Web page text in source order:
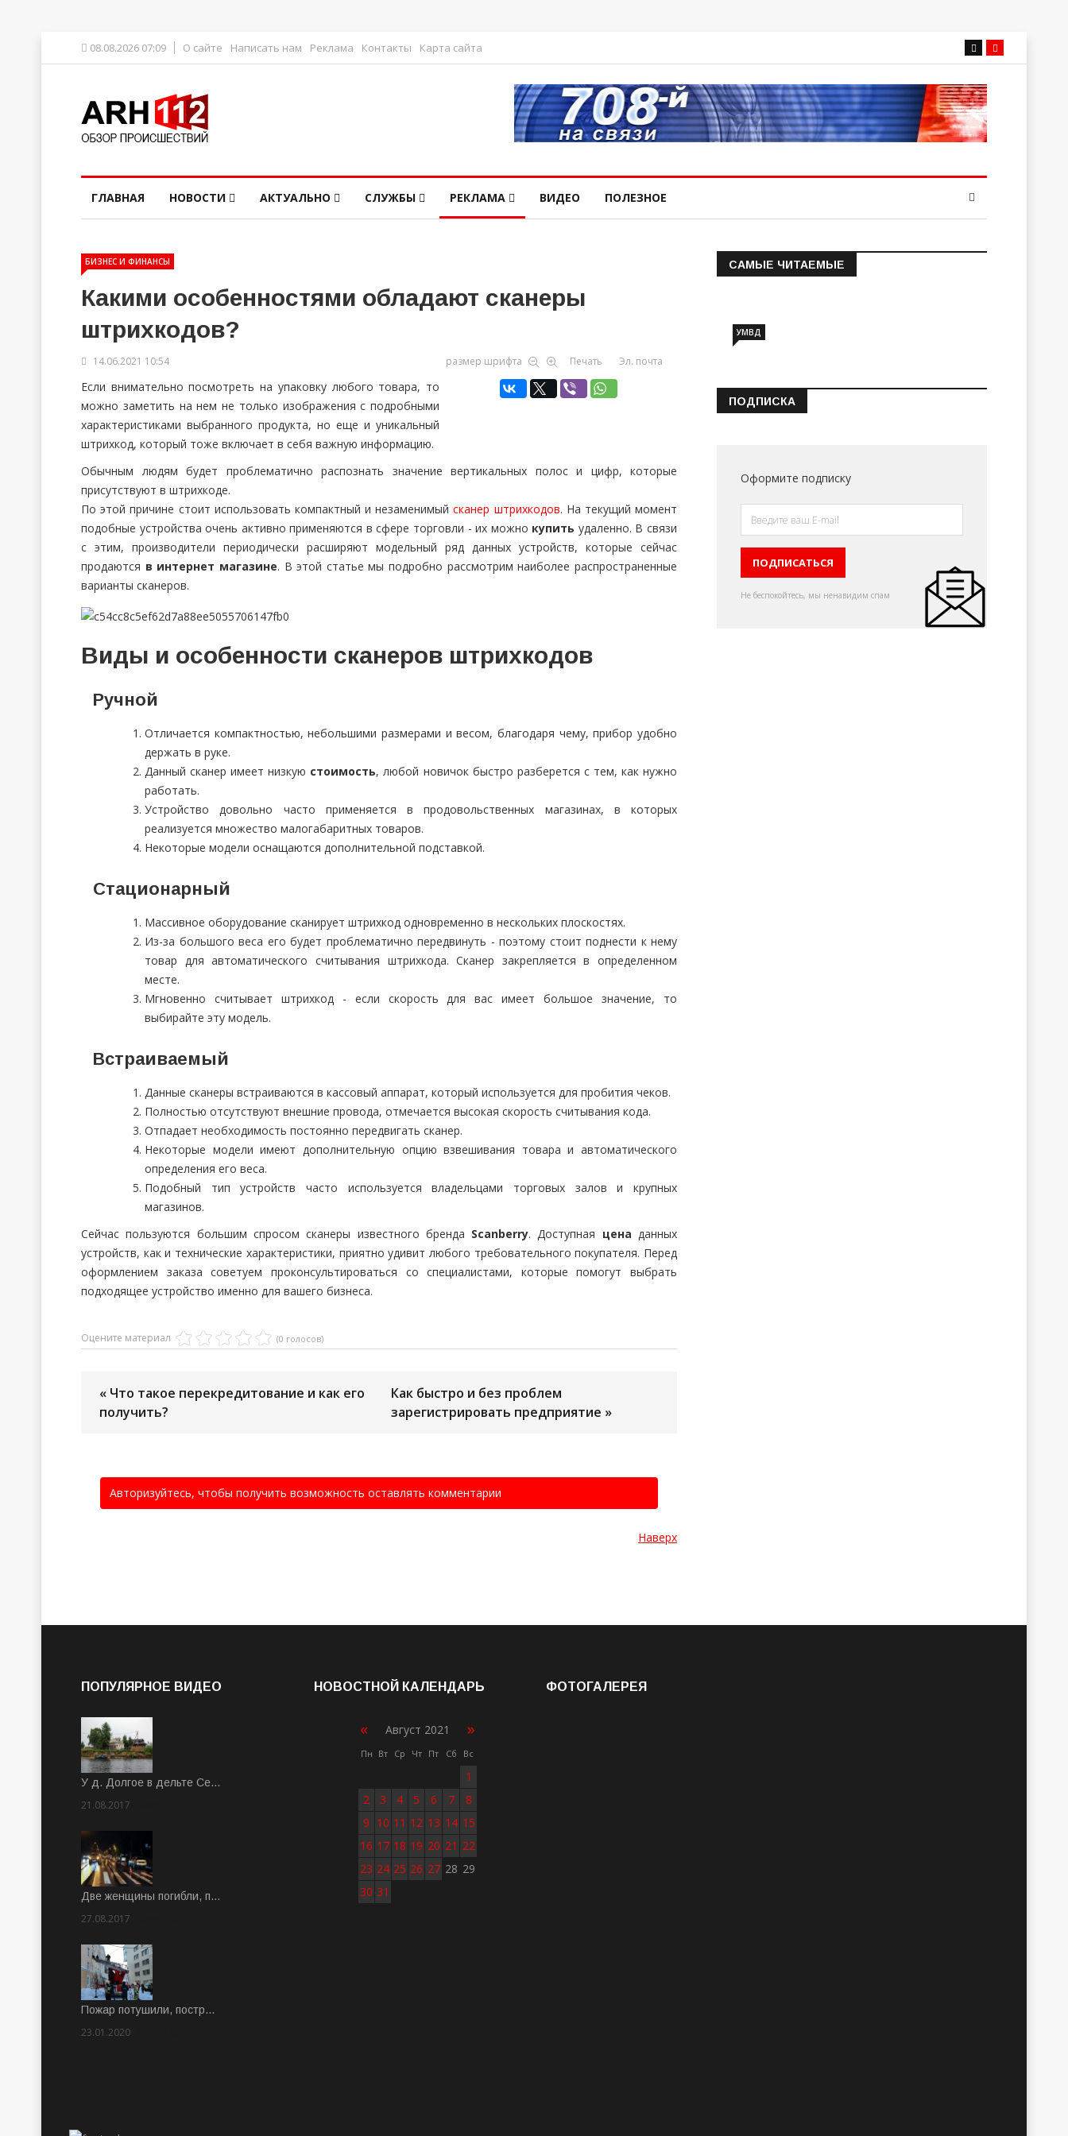
08.08.2026 07:09 О сайте Написать нам Реклама Контакты Карта сайта
ГЛАВНАЯ НОВОСТИ АКТУАЛЬНО СЛУЖБЫ РЕКЛАМА ВИДЕО ПОЛЕЗНОЕ
БИЗНЕС И ФИНАНСЫ
Какими особенностями обладают сканеры
штрихкодов?
14.06.2021 10:54 размер шрифта Печать Эл. почта
Если внимательно посмотреть на упаковку любого товара, то
можно заметить на нем не только изображения с подробными
характеристиками выбранного продукта, но еще и уникальный
штрихкод, который тоже включает в себя важную информацию.
Обычным людям будет проблематично распознать значение вертикальных полос и цифр, которые
присутствуют в штрихкоде.
По этой причине стоит использовать компактный и незаменимыйсканер штрихкодов. На текущий момент
подобные устройства очень активно применяются в сфере торговли - их можно купить удаленно. В связи
с этим, производители периодически расширяют модельный ряд данных устройств, которые сейчас
продаются в интернет магазине. В этой статье мы подробно рассмотрим наиболее распространенные
варианты сканеров.
Виды и особенности сканеров штрихкодов
Ручной
Отличается компактностью, небольшими размерами и весом, благодаря чему, прибор удобно
держать в руке.
Данный сканер имеет низкую стоимость, любой новичок быстро разберется с тем, как нужно
работать.
Устройство довольно часто применяется в продовольственных магазинах, в которых
реализуется множество малогабаритных товаров.
Некоторые модели оснащаются дополнительной подставкой.
Стационарный
Массивное оборудование сканирует штрихкод одновременно в нескольких плоскостях.
Из-за большого веса его будет проблематично передвинуть - поэтому стоит поднести к нему
товар для автоматического считывания штрихкода. Сканер закрепляется в определенном
месте.
Мгновенно считывает штрихкод - если скорость для вас имеет большое значение, то
выбирайте эту модель.
Встраиваемый
Данные сканеры встраиваются в кассовый аппарат, который используется для пробития чеков.
Полностью отсутствуют внешние провода, отмечается высокая скорость считывания кода.
Отпадает необходимость постоянно передвигать сканер.
Некоторые модели имеют дополнительную опцию взвешивания товара и автоматического
определения его веса.
Подобный тип устройств часто используется владельцами торговых залов и крупных
магазинов.
Сейчас пользуются большим спросом сканеры известного бренда Scanberry. Доступная цена данных
устройств, как и технические характеристики, приятно удивит любого требовательного покупателя. Перед
оформлением заказа советуем проконсультироваться со специалистами, которые помогут выбрать
подходящее устройство именно для вашего бизнеса.
Оцените материал (0 голосов)
« Что такое перекредитование и как его
получить?
Как быстро и без проблем
зарегистрировать предприятие »
Авторизуйтесь, чтобы получить возможность оставлять комментарии
Наверх
САМЫЕ ЧИТАЕМЫЕ
Информация о состоянии
УМВД
ПОДПИСКА
Оформите подписку
Не беспокойтесь, мы ненавидим спам
ПОПУЛЯРНОЕ ВИДЕО
У д. Долгое в дельте Се…
21.08.2017
Две женщины погибли, п…
27.08.2017
Пожар потушили, постр…
23.01.2020
НОВОСТНОЙ КАЛЕНДАРЬ
« Август 2021 »
Пн Вт Ср Чт Пт Сб Вс
1
2
3 4 5 6 7
8
9 10 11 12 13 14 15
16 17 18 19 20 21 22
23 24 25 26 27 28 29
30 31
ФОТОГАЛЕРЕЯ